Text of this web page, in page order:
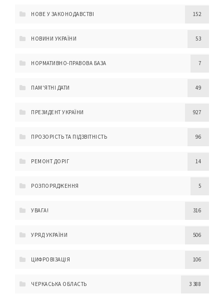
НОВЕ У ЗАКОНОДАВСТВІ 152
НОВИНИ УКРАЇНИ 53
НОРМАТИВНО-ПРАВОВА БАЗА 7
ПАМ'ЯТНІ ДАТИ 49
ПРЕЗИДЕНТ УКРАЇНИ 927
ПРОЗОРІСТЬ ТА ПІДЗВІТНІСТЬ 96
РЕМОНТ ДОРІГ 14
РОЗПОРЯДЖЕННЯ 5
УВАГА! 316
УРЯД УКРАЇНИ 506
ЦИФРОВІЗАЦІЯ 106
ЧЕРКАСЬКА ОБЛАСТЬ 3 388